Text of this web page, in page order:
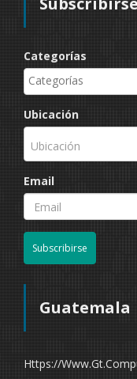
Categorías
Ubicación
Ubicación
Email
Subscribirse
Guatemala
Https://